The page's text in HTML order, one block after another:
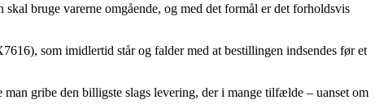
bruge varerne omgående, og med det formål er det forholdsvis
som imidlertid står og falder med at bestillingen indsendes før et
gribe den billigste slags levering, der i mange tilfælde – uanset om